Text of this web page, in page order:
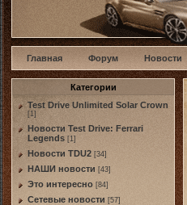
Главная Форум Новости
Категории
Test Drive Unlimited Solar Crown
[1]
Новости Test Drive: Ferrari
Legends [1]
Новости TDU2 [34]
НАШИ новости [43]
Это интересно [84]
Сетевые новости [57]